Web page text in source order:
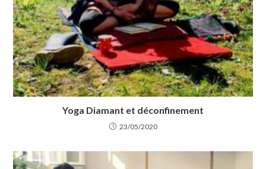
Yoga Diamant et déconfinement
23/05/2020